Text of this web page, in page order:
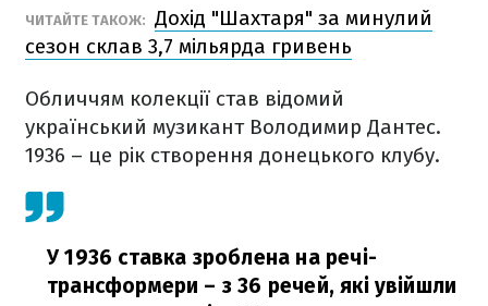
ЧИТАЙТЕ ТАКОЖ: Дохід "Шахтаря" за минулий
сезон склав 3,7 мільярда гривень
Обличчям колекції став відомий
український музикант Володимир Дантес.
1936 – це рік створення донецького клубу.
У 1936 ставка зроблена на речі-
трансформери – з 36 речей, які увійшли